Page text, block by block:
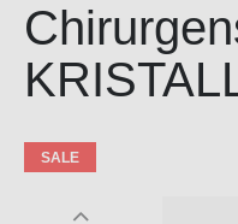
SALE